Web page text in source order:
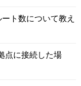
ト数について教え
点に接続した場